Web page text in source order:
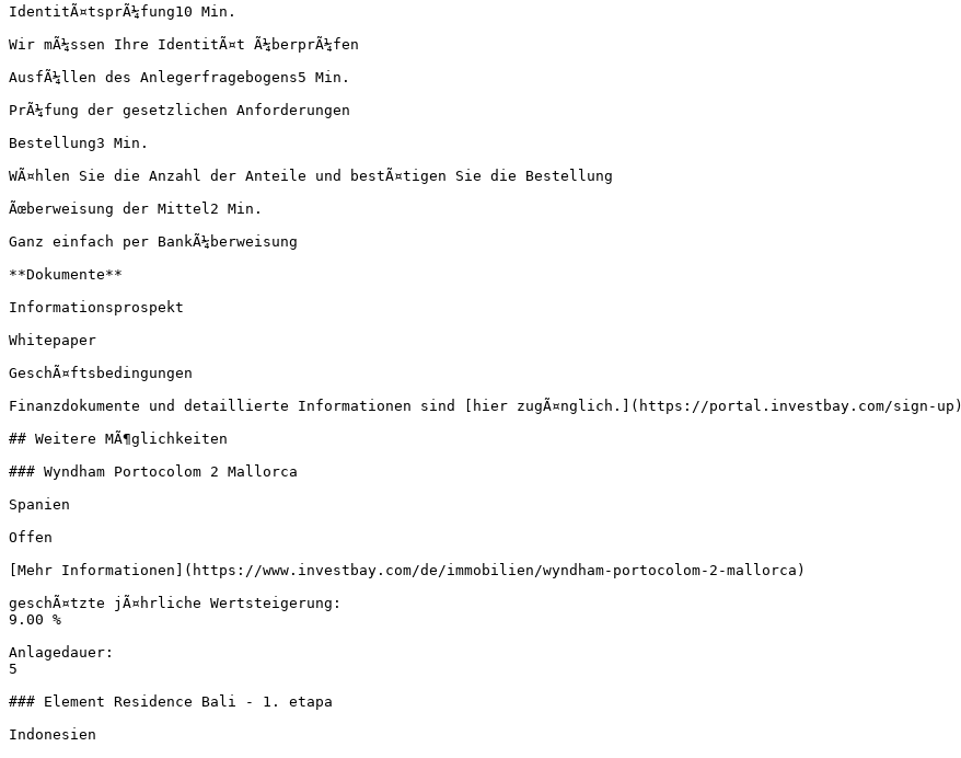
IdentitÃ¤tsprÃ¼fung10 Min.
Wir mÃ¼ssen Ihre IdentitÃ¤t Ã¼berprÃ¼fen
AusfÃ¼llen des Anlegerfragebogens5 Min.
PrÃ¼fung der gesetzlichen Anforderungen
Bestellung3 Min.
WÃ¤hlen Sie die Anzahl der Anteile und bestÃ¤tigen Sie die Bestellung
Ãœberweisung der Mittel2 Min.
Ganz einfach per BankÃ¼berweisung
**Dokumente**
Informationsprospekt
Whitepaper
GeschÃ¤ftsbedingungen
Finanzdokumente und detaillierte Informationen sind [hier zugÃ¤nglich.](https://portal.investbay.com/sign-up)
## Weitere MÃ¶glichkeiten
### Wyndham Portocolom 2 Mallorca
Spanien
Offen
[Mehr Informationen](https://www.investbay.com/de/immobilien/wyndham-portocolom-2-mallorca)
geschÃ¤tzte jÃ¤hrliche Wertsteigerung:
9.00 %
Anlagedauer:
5
### Element Residence Bali - 1. etapa
Indonesien